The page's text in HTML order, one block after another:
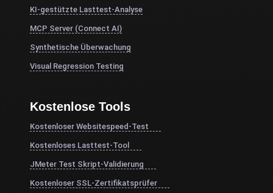
KI-gestützte Lasttest-Analyse
MCP Server (Connect AI)
Synthetische Überwachung
Visual Regression Testing
Kostenlose Tools
Kostenloser Websitespeed-Test
Kostenloses Lasttest-Tool
JMeter Test Skript-Validierung
Kostenloser SSL-Zertifikatsprüfer